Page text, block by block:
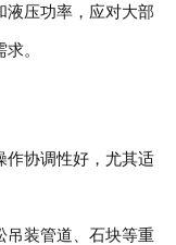
液压功率，应对大部
。
作协调性好，尤其适
吊装管道、石块等重